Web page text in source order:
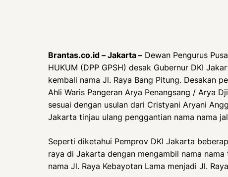
Brantas.co.id – Jakarta – Dewan Pengurus
HUKUM (DPP GPSH) desak Gubernur DKI
kembali nama Jl. Raya Bang Pitung. Desakan
Ahli Waris Pangeran Arya Penangsang / Arya
sesuai dengan usulan dari Cristyani Aryani
Jakarta tinjau ulang penggantian nama nama
Seperti diketahui Pemprov DKI Jakarta
raya di Jakarta dengan mengambil nama
nama Jl. Raya Kebayotan Lama menjadi Jl.